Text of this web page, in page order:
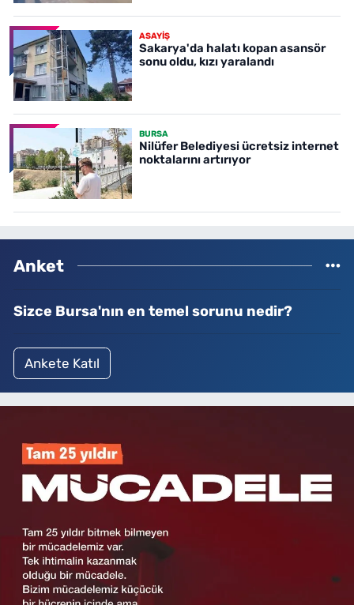
ASAYİŞ
Sakarya'da halatı kopan asansör
sonu oldu, kızı yaralandı
BURSA
Nilüfer Belediyesi ücretsiz internet
noktalarını artırıyor
Anket
Sizce Bursa'nın en temel sorunu nedir?
Ankete Katıl